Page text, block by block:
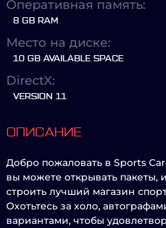
Оперативная память:
8 GB RAM
Место на диске:
10 GB AVAILABLE SPACE
DirectX:
VERSION 11
ОПИСАНИЕ
Добро пожаловать в Sports
вы можете открывать пакеты,
строить лучший магазин
Охотьтесь за холо,
вариантами, чтобы